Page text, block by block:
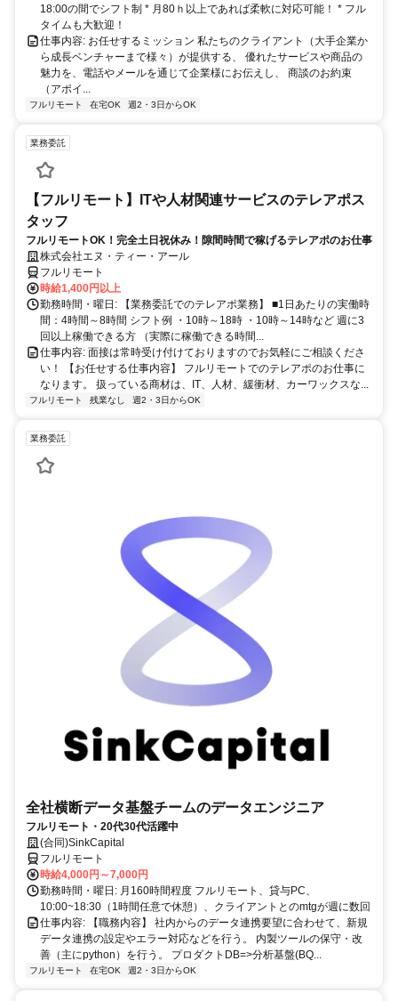
18:00の間でシフト制 * ​月80ｈ以上であれば柔軟に対応可能！ * フル
タイムも大歓迎！
仕事内容: お任せするミッション 私たちのクライアント（大手企業か
ら成長ベンチャーまで様々）が提供する、 優れたサービスや商品の
魅力を、電話やメールを通じて企業様にお伝えし、 商談のお約束
（アポイ...
フルリモート 在宅OK 週2・3日からOK
業務委託
【フルリモート】ITや人材関連サービスのテレアポス
タッフ
フルリモートOK！完全土日祝休み！隙間時間で稼げるテレアポのお仕事
株式会社エヌ・ティー・アール
フルリモート
時給1,400円以上
勤務時間・曜日: 【業務委託でのテレアポ業務】 ■1日あたりの実働時
間：4時間～8時間 シフト例 ・10時～18時 ・10時～14時など 週に3
回以上稼働できる方 （実際に稼働できる時間...
仕事内容: 面接は常時受け付けておりますのでお気軽にご相談くださ
い！ 【お任せする仕事内容】 フルリモートでのテレアポのお仕事に
なります。 扱っている商材は、IT、人材、緩衝材、カーワックスな...
フルリモート 残業なし 週2・3日からOK
業務委託
全社横断データ基盤チームのデータエンジニア
フルリモート・20代30代活躍中
(合同)SinkCapital
フルリモート
時給4,000円～7,000円
勤務時間・曜日: 月160時間程度 フルリモート、貸与PC、
10:00~18:30（1時間任意で休憩）、クライアントとのmtgが週に数回
仕事内容: 【職務内容】 社内からのデータ連携要望に合わせて、新規
データ連携の設定やエラー対応などを行う。 内製ツールの保守・改
善（主にpython）を行う。 プロダクトDB=>分析基盤(BQ...
フルリモート 在宅OK 週2・3日からOK